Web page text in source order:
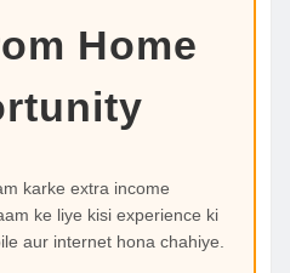
Home
karke extra income
ke liye kisi experience ki
aur internet hona chahiye.